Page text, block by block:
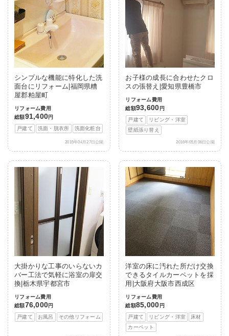
シンプルな機能に特化した洗
面台にリフォーム|福岡県糟
屋郡粕屋町
リフォーム費用
総額91,400円
戸建て
洗面・脱衣所 洗面化粧台
2015年04月27日公開
お子様の成長に合わせたクロ
スの張替え|愛知県豊橋市
リフォーム費用
総額93,600 円
戸建て
リビング・洋室
壁紙張り替え
2016年05月06日公開
大掛かりな工事のいらないカ
バー工法で気軽に浴室の扉交
換|栃木県宇都宮市
リフォーム費用
総額76,000円
戸建て
お風呂 その他リフォーム
洋室の床に汚れた所だけ交換
できるタイルカーペットを採
用|大阪府大阪市西成区
リフォーム費用
総額85,000 円
戸建て
リビング・洋室
床材
カーペット